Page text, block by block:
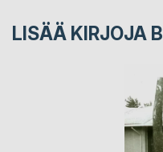
LISÄÄ KIRJOJA B